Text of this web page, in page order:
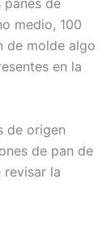
de
medio, 100
de molde algo
en la
de origen
de pan de
la